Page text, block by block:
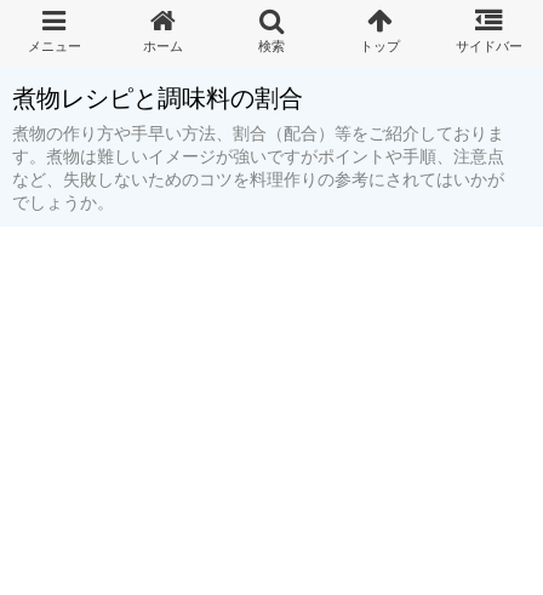
煮物レシピと調味料の割合
煮物の作り方や手早い方法、割合（配合）等をご紹介しておりま
す。煮物は難しいイメージが強いですがポイントや手順、注意点
など、失敗しないためのコツを料理作りの参考にされてはいかが
でしょうか。